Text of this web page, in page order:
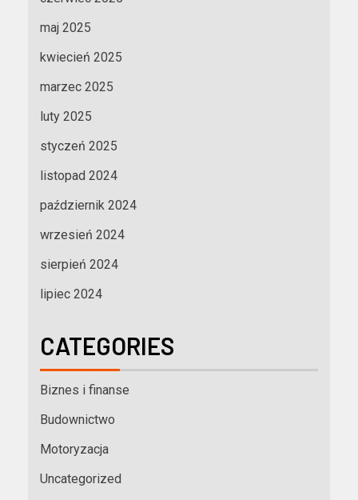
maj 2025
kwiecień 2025
marzec 2025
luty 2025
styczeń 2025
listopad 2024
październik 2024
wrzesień 2024
sierpień 2024
lipiec 2024
CATEGORIES
Biznes i finanse
Budownictwo
Motoryzacja
Uncategorized